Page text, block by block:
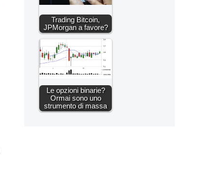
Trading Bitcoin,
JPMorgan a favore?
Le opzioni binarie?
Ormai sono uno
strumento di massa